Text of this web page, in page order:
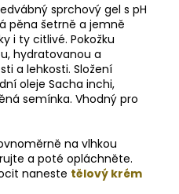
sprchový gel s pH
pěna šetrně a jemně
i ty citlivé. Pokožku
hydratovanou a
a lehkosti. Složení
oleje Sacha inchi,
semínka. Vhodný pro
na vlhkou
a poté opláchněte.
naneste tělový krém